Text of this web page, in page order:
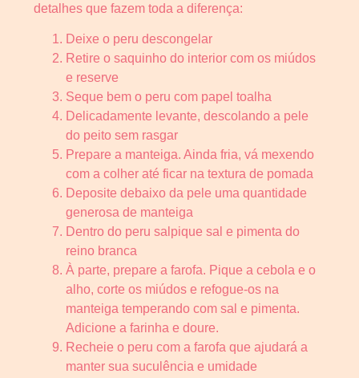
detalhes que fazem toda a diferença:
Deixe o peru descongelar
Retire o saquinho do interior com os miúdos
e reserve
Seque bem o peru com papel toalha
Delicadamente levante, descolando a pele
do peito sem rasgar
Prepare a manteiga. Ainda fria, vá mexendo
com a colher até ficar na textura de pomada
Deposite debaixo da pele uma quantidade
generosa de manteiga
Dentro do peru salpique sal e pimenta do
reino branca
À parte, prepare a farofa. Pique a cebola e o
alho, corte os miúdos e refogue-os na
manteiga temperando com sal e pimenta.
Adicione a farinha e doure.
Recheie o peru com a farofa que ajudará a
manter sua suculência e umidade